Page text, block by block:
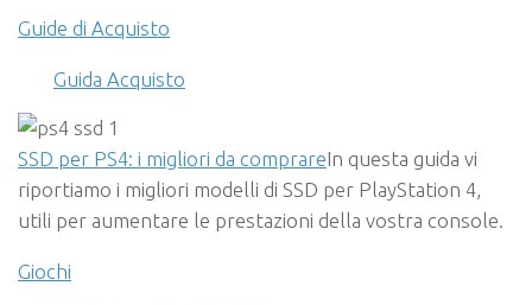
Guide di Acquisto
Guida Acquisto
SSD per PS4: i migliori da comprareIn questa guida vi
riportiamo i migliori modelli di SSD per PlayStation 4,
utili per aumentare le prestazioni della vostra console.
Giochi